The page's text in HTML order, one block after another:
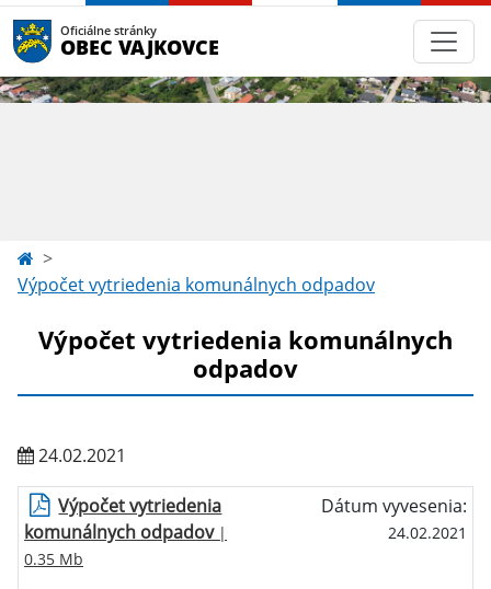
Oficiálne stránky
OBEC VAJKOVCE
Výpočet vytriedenia komunálnych odpadov
Výpočet vytriedenia komunálnych
odpadov
24.02.2021
Výpočet vytriedenia
komunálnych odpadov|
0.35 Mb
Dátum vyvesenia:
24.02.2021